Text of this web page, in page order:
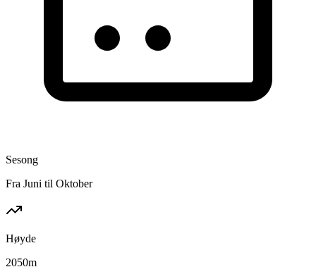
Sesong
Fra Juni til Oktober
Høyde
2050m